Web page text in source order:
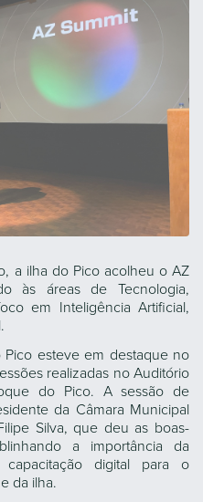
a ilha do Pico acolheu o AZ
às áreas de Tecnologia,
em Inteligência Artificial,
esteve em destaque no
realizadas no Auditório
do Pico. A sessão de
da Câmara Municipal
Silva, que deu as boas-
a importância da
digital para o
da ilha.